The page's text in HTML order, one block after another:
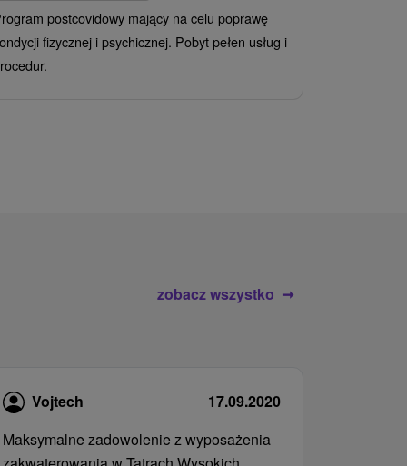
postcovidowy mający na celu poprawę
fizycznej i psychicznej. Pobyt pełen usług i
zobacz wszystko
Vojtech
17.09.2020
Maksymalne zadowolenie z wyposażenia